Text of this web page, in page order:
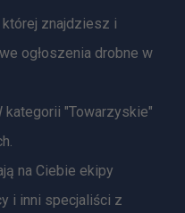
której znajdziesz i
ogłoszenia drobne w
kategorii "Towarzyskie"
na Ciebie ekipy
i inni specjaliści z